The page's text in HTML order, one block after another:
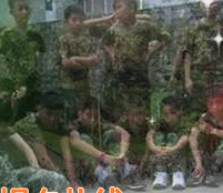
亮剑”精神
学会自信、